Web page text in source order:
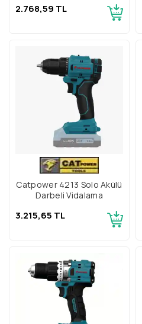
2.768,59 TL
Catpower 4213 Solo Akülü
Darbeli Vidalama
3.215,65 TL